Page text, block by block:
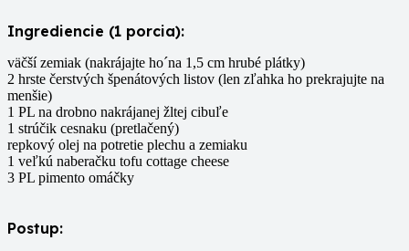
Ingrediencie (1 porcia):
väčší zemiak (nakrájajte ho´na 1,5 cm hrubé plátky)
2 hrste čerstvých špenátových listov (len zľahka ho prekrajujte na
menšie)
1 PL na drobno nakrájanej žltej cibuľe
1 strúčik cesnaku (pretlačený)
repkový olej na potretie plechu a zemiaku
1 veľkú naberačku tofu cottage cheese
3 PL pimento omáčky
Postup: